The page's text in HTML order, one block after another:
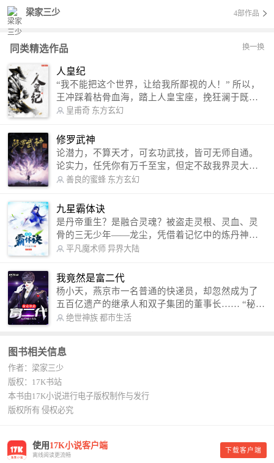
梁家三少 4部作品
同类精选作品 换一换
人皇纪
“我不能把这个世界，让给我所鄙视的人！” 所以，
王冲踩着枯骨血海，踏上人皇宝座，挽狂澜于既
倒，扶大厦之将倾，成就了一段无上的传说！ 微信
微博：皇甫奇（地址：http://weibo.com/u/25284575
87） QQ交流群：320238210【普通群】 574501330
【VIP订阅群】 欢迎大家关注。
皇甫奇 东方玄幻
修罗武神
论潜力，不算天才，可玄功武技，皆可无师自通。
论实力，任凭你有万千至宝，但定不敌我界灵大
军。 我是谁？天下众生视我为修罗，却不知，我以
信公众号：善良的蜜蜂后援会）
善良的蜜蜂 东方玄幻
九星霸体诀
是丹帝重生？是融合灵魂？被盗走灵根、灵血、灵
骨的三无少年——龙尘，凭借着记忆中的炼丹神
术，修行神秘功法九星霸体诀，拨开重重迷雾，解
勾搭各色美女，镇压恶鬼邪神。 江湖传闻：龙
尘一到，地吼天啸。龙尘一出，鬼泣神哭。 本
故事纯属虚构，如有雷同，那就是真事儿，想要对
号入座，抓紧时间进群：487963015 微信公众号：
平凡魔术师,或者搜索：pingfanmoshushi1982,公众
平凡魔术师 异界大陆
我竟然是富二代
杨小天，燕京市一名普通的快递员，却忽然成为了
五百亿遗产的继承人和双子集团的董事长…… “秘
书，给我定制一套百亿富翁的吃喝住行标准！” “好
呢？” “回杨总，开车太堵，已经给你安排了直升
机。” 从此，开启杨小天的百亿富翁之旅，只有他不
敢想的，没有秘书办不到的。
绝世神族 都市生活
图书相关信息
作者：梁家三少
版权：17K书站
本书由17K小说进行电子版权制作与发行
版权所有 侵权必究
使用 17K小说客户端
离线阅读更流畅
下载客户端